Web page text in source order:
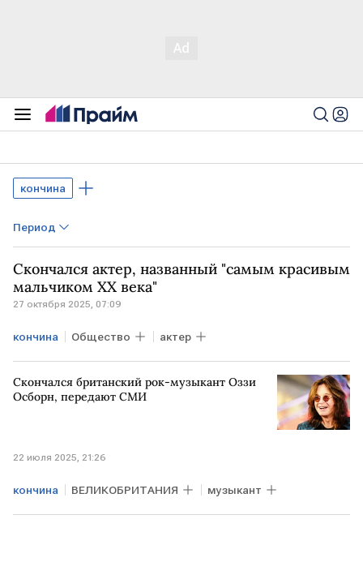
кончина
Период
Скончался актер, названный "самым красивым
мальчиком ХХ века"
27 октября 2025, 07:09
кончина Общество актер
Скончался британский рок-музыкант Оззи
Осборн, передают СМИ
22 июля 2025, 21:26
кончина ВЕЛИКОБРИТАНИЯ музыкант